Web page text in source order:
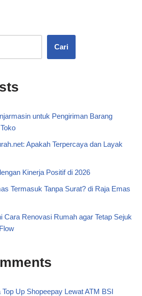
Cari
untuk Pengiriman Barang
Apakah Terpercaya dan Layak
Kinerja Positif di 2026
Termasuk Tanpa Surat? di Raja Emas
Cara Renovasi Rumah agar Tetap Sejuk
Top Up Shopeepay Lewat ATM BSI